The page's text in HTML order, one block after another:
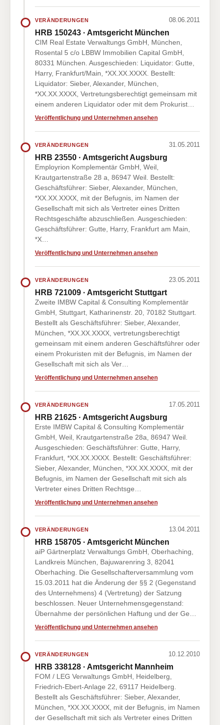
VERÄNDERUNGEN 08.06.2011
HRB 150243 · Amtsgericht München
CIM Real Estate Verwaltungs GmbH, München,
Rosental 5 c/o LBBW Immobilien Capital GmbH,
80331 München. Ausgeschieden: Liquidator: Gutte,
Harry, Frankfurt/Main, *XX.XX.XXXX. Bestellt:
Liquidator: Sieber, Alexander, München,
*XX.XX.XXXX, Vertretungsberechtigt gemeinsam mit
einem anderen Liquidator oder mit dem Prokurist…
Veröffentlichung und Unternehmen ansehen
VERÄNDERUNGEN 31.05.2011
HRB 23550 · Amtsgericht Augsburg
Employrion Komplementär GmbH, Weil,
Krautgartenstraße 28 a, 86947 Weil. Bestellt:
Geschäftsführer: Sieber, Alexander, München,
*XX.XX.XXXX, mit der Befugnis, im Namen der
Gesellschaft mit sich als Vertreter eines Dritten
Rechtsgeschäfte abzuschließen. Ausgeschieden:
Geschäftsführer: Gutte, Harry, Frankfurt am Main,
*X…
Veröffentlichung und Unternehmen ansehen
VERÄNDERUNGEN 23.05.2011
HRB 721009 · Amtsgericht Stuttgart
Zweite IMBW Capital & Consulting Komplementär
GmbH, Stuttgart, Katharinenstr. 20, 70182 Stuttgart.
Bestellt als Geschäftsführer: Sieber, Alexander,
München, *XX.XX.XXXX, vertretungsberechtigt
gemeinsam mit einem anderen Geschäftsführer oder
einem Prokuristen mit der Befugnis, im Namen der
Gesellschaft mit sich als Ver…
Veröffentlichung und Unternehmen ansehen
VERÄNDERUNGEN 17.05.2011
HRB 21625 · Amtsgericht Augsburg
Erste IMBW Capital & Consulting Komplementär
GmbH, Weil, Krautgartenstraße 28a, 86947 Weil.
Ausgeschieden: Geschäftsführer: Gutte, Harry,
Frankfurt, *XX.XX.XXXX. Bestellt: Geschäftsführer:
Sieber, Alexander, München, *XX.XX.XXXX, mit der
Befugnis, im Namen der Gesellschaft mit sich als
Vertreter eines Dritten Rechtsge…
Veröffentlichung und Unternehmen ansehen
VERÄNDERUNGEN 13.04.2011
HRB 158705 · Amtsgericht München
aiP Gärtnerplatz Verwaltungs GmbH, Oberhaching,
Landkreis München, Bajuwarenring 3, 82041
Oberhaching. Die Gesellschafterversammlung vom
15.03.2011 hat die Änderung der §§ 2 (Gegenstand
des Unternehmens) 4 (Vertretung) der Satzung
beschlossen. Neuer Unternehmensgegenstand:
Übernahme der persönlichen Haftung und der Ge…
Veröffentlichung und Unternehmen ansehen
VERÄNDERUNGEN 10.12.2010
HRB 338128 · Amtsgericht Mannheim
FOM / LEG Verwaltungs GmbH, Heidelberg,
Friedrich-Ebert-Anlage 22, 69117 Heidelberg.
Bestellt als Geschäftsführer: Sieber, Alexander,
München, *XX.XX.XXXX, mit der Befugnis, im Namen
der Gesellschaft mit sich als Vertreter eines Dritten